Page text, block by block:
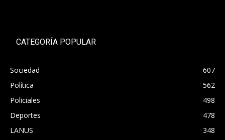
CATEGORÍA POPULAR
Sociedad
607
Política
562
Policiales
498
Deportes
478
LANUS
348